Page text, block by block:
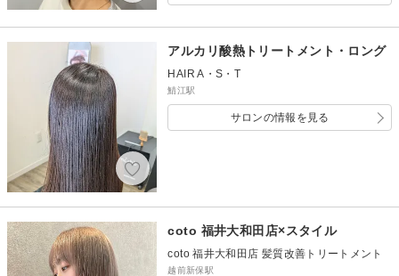
アルカリ酸熱トリートメント・ロング
HAIR A・S・T
鯖江駅
サロンの情報を見る
coto 福井大和田店×スタイル
coto 福井大和田店 髪質改善トリートメント
越前新保駅